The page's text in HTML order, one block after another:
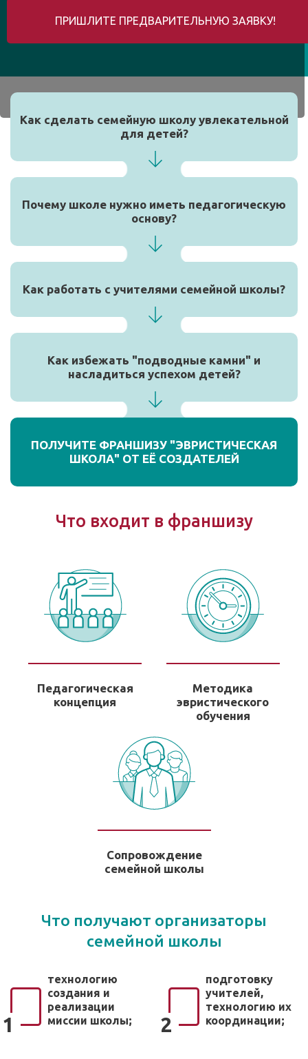
ПРИШЛИТЕ ПРЕДВАРИТЕЛЬНУЮ ЗАЯВКУ!
Как сделать семейную школу увлекательной
для детей?
Почему школе нужно иметь педагогическую
основу?
Как работать с учителями семейной школы?
Как избежать "подводные камни" и
насладиться успехом детей?
ПОЛУЧИТЕ ФРАНШИЗУ "ЭВРИСТИЧЕСКАЯ
ШКОЛА" ОТ ЕЁ СОЗДАТЕЛЕЙ
Что входит в франшизу
Педагогическая
концепция
Методика
эвристического
обучения
Сопровождение
семейной школы
Что получают организаторы
семейной школы
1
технологию
создания и
реализации
миссии школы;
2
подготовку
учителей,
технологию их
координации;